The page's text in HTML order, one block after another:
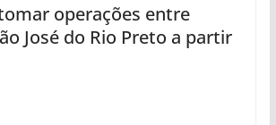
operações entre
José do Rio Preto a partir